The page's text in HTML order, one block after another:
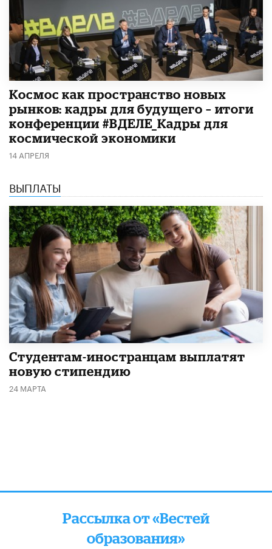
Космос как пространство новых
рынков: кадры для будущего – итоги
конференции #ВДЕЛЕ_Кадры для
космической экономики
14 АПРЕЛЯ
ВЫПЛАТЫ
Студентам-иностранцам выплатят
новую стипендию
24 МАРТА
Рассылка от «Вестей
образования»